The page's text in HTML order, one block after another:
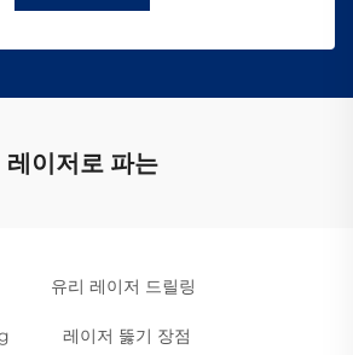
레이저로 파는
유리 레이저 드릴링
레이저 뚫기 장점